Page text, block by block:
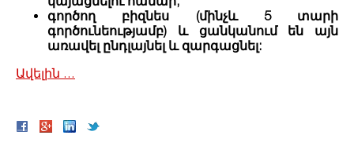
գործող բիզնես (մինչև 5 տարի
գործունեությամբ) և ցանկանում են այն
առավել ընդլայնել և զարգացնել:
Ավելին ․․․